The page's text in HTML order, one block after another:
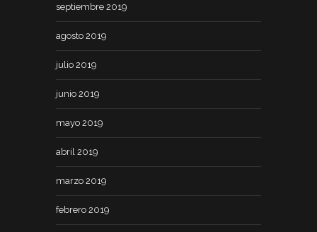
septiembre 2019
agosto 2019
julio 2019
junio 2019
mayo 2019
abril 2019
marzo 2019
febrero 2019